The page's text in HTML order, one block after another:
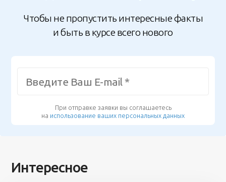
Чтобы не пропустить интересные факты
и быть в курсе всего нового
При отправке заявки вы соглашаетесь
на использование ваших персональных данных
Интересное